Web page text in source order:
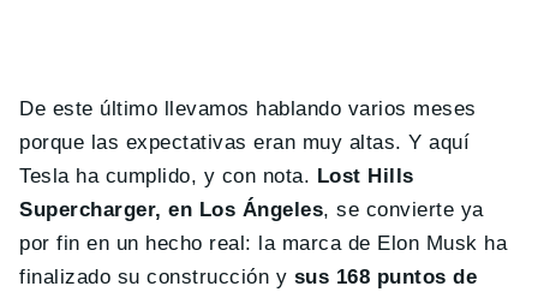
De este último llevamos hablando varios meses
porque las expectativas eran muy altas. Y aquí
Tesla ha cumplido, y con nota. Lost Hills
Supercharger, en Los Ángeles, se convierte ya
por fin en un hecho real: la marca de Elon Musk ha
finalizado su construcción y sus 168 puntos de